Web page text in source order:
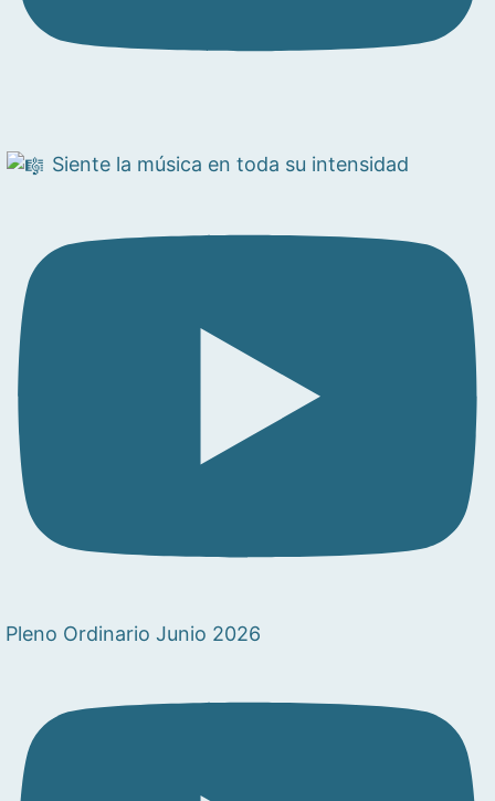
Siente la música en toda su intensidad
Pleno Ordinario Junio 2026